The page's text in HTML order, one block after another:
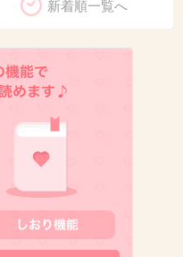
新着順一覧へ